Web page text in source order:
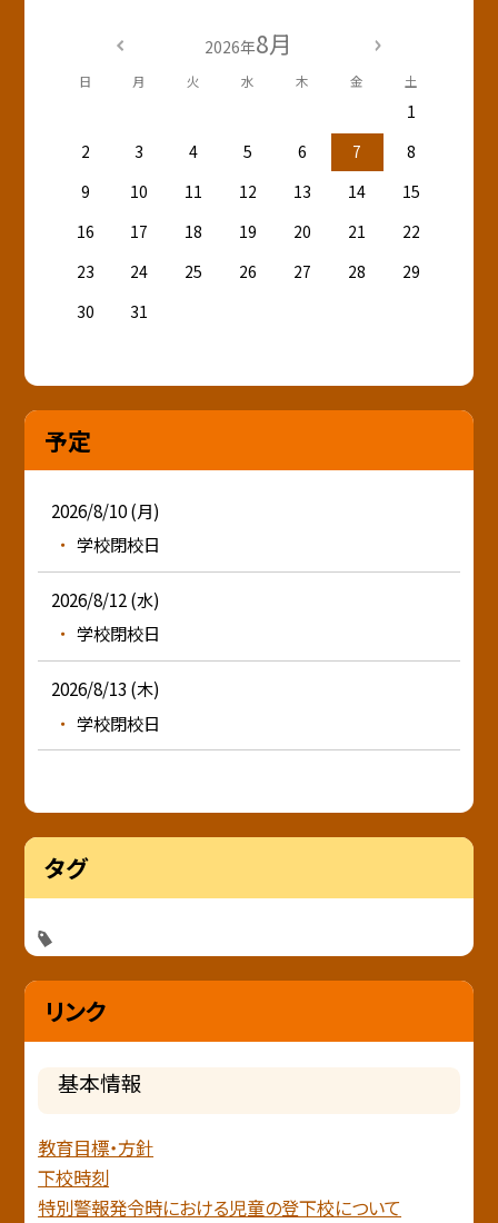
2026年8月
日 月 火 水 木 金 土
1
2
3 4 5 6 7
8
9
10 11 12 13 14
15
16
17 18 19 20 21
22
23
24 25 26 27 28
29
30
31
予定
2026/8/10 (月)
学校閉校日
2026/8/12 (水)
学校閉校日
2026/8/13 (木)
学校閉校日
タグ
リンク
基本情報
教育目標・方針
下校時刻
特別警報発令時における児童の登下校について